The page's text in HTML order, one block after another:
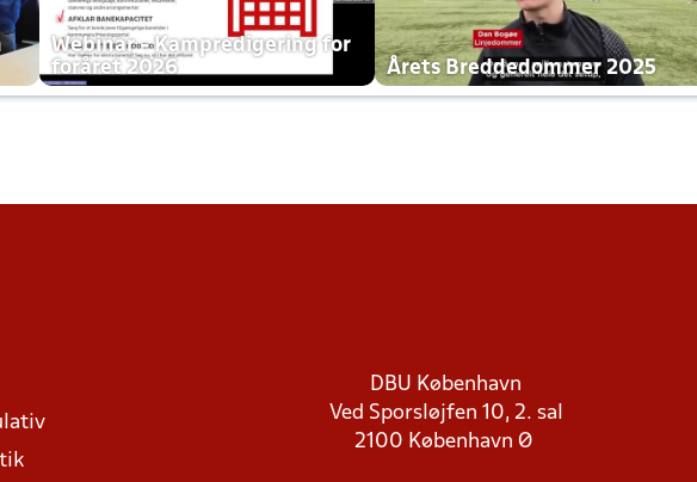
Webinar - Kampredigering for
foråret 2026
Årets Breddedommer 2025
DBU København
Ved Sporsløjfen 10, 2. sal
2100 København Ø